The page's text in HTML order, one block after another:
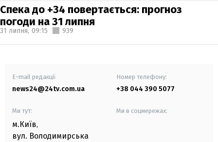
Спека до +34 повертається: прогноз
погоди на 31 липня
31 липня, 09:15 939
E-mail редакції
news24@24tv.com.ua
Номер телефону:
+38 044 390 5077
Ми тут:
м.Київ,
вул. Володимирська
Ми в соцмережах: